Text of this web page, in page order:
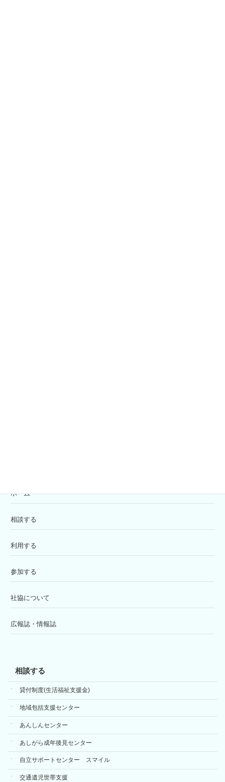
ホーム
相談する
利用する
参加する
社協について
広報誌・情報誌
相談する
貸付制度(生活福祉支援金)
地域包括支援センター
あんしんセンター
あしがら成年後見センター
自立サポートセンター スマイル
交通遺児世帯支援